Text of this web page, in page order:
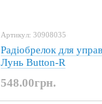
Артикул: 30908035
Радіобрелок для
Лунь Button-R
548.00грн.